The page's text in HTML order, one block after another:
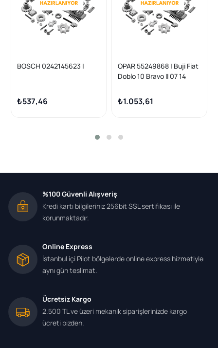
BOSCH 0242145623 |
₺537,46
OPAR 55249868 | Buji Fiat
Doblo 10 Bravo II 07 14
Evo 08 500 08 500L 13
Egea 16 1.4 T-Jet 1 Adet
₺1.053,61
%100 Güvenli Alışveriş
Kredi kartı bilgileriniz 256bit SSL sertifikası ile
korunmaktadır.
Online Express
İstanbul içi Pilot bölgelerde online express hizmetiyle
aynı gün teslimat.
Ücretsiz Kargo
2.500 TL ve üzeri mekanik siparişlerinizde kargo
ücreti bizden.